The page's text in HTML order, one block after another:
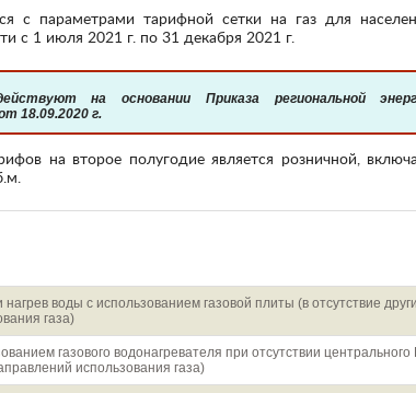
с 1 июля 2021 г. по 31 декабря 2021 г.
18.09.2020 г.
воды с использованием газовой плиты (в отсутствие
газа)
газового водонагревателя при отсутствии
использования газа)